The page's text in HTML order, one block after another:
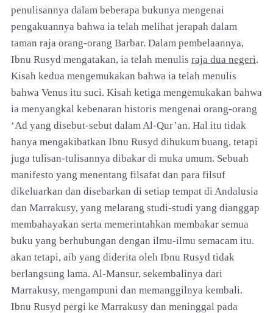
penulisannya dalam beberapa bukunya mengenai
pengakuannya bahwa ia telah melihat jerapah dalam
taman raja orang-orang Barbar. Dalam pembelaannya,
Ibnu Rusyd mengatakan, ia telah menulis raja dua negeri.
Kisah kedua mengemukakan bahwa ia telah menulis
bahwa Venus itu suci. Kisah ketiga mengemukakan bahwa
ia menyangkal kebenaran historis mengenai orang-orang
‘Ad yang disebut-sebut dalam Al-Qur’an. Hal itu tidak
hanya mengakibatkan Ibnu Rusyd dihukum buang, tetapi
juga tulisan-tulisannya dibakar di muka umum. Sebuah
manifesto yang menentang filsafat dan para filsuf
dikeluarkan dan disebarkan di setiap tempat di Andalusia
dan Marrakusy, yang melarang studi-studi yang dianggap
membahayakan serta memerintahkan membakar semua
buku yang berhubungan dengan ilmu-ilmu semacam itu.
akan tetapi, aib yang diderita oleh Ibnu Rusyd tidak
berlangsung lama. Al-Mansur, sekembalinya dari
Marrakusy, mengampuni dan memanggilnya kembali.
Ibnu Rusyd pergi ke Marrakusy dan meninggal pada